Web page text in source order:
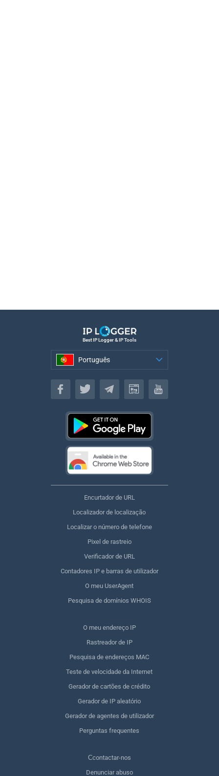
Best IP Logger & IP Tools
Português
Português
Encurtador de URL
Localizador de localização
Localizar o número de telefone
Pixel de rastreio
Verificador de URL
Contadores IP e barras de utilizador
O meu UserAgent
Pesquisa de domínios WHOIS
O meu endereço IP
Rastreador de IP
Pesquisa de endereços MAC
Teste de velocidade da Internet
Gerador de cartões de crédito
Gerador de IP aleatório
Gerador de agentes de utilizador
Perguntas frequentes
Сcontactar-nos
Denunciar abuso